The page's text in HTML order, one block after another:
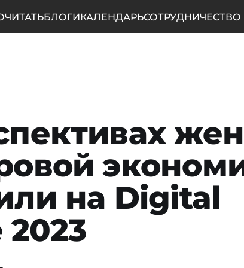
БЛОГИКАЛЕНДАРЬСОТРУДНИЧЕСТВО
на Digital